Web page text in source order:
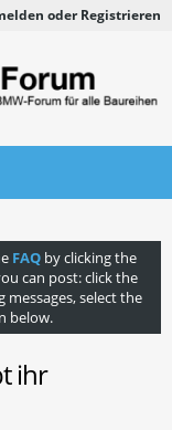
oder Registrieren
FAQ by clicking the
can post: click the
select the
below.
ihr